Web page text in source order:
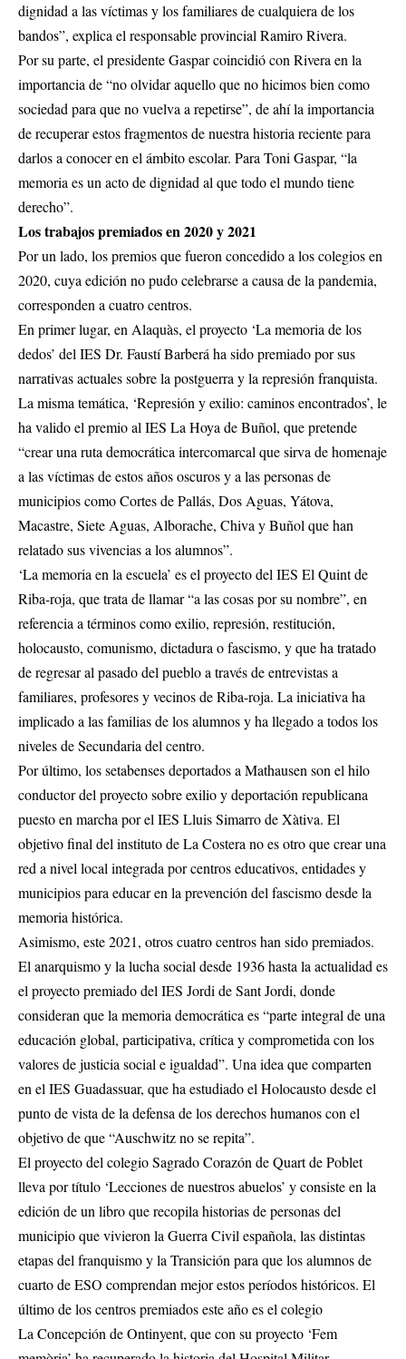
dignidad a las víctimas y los familiares de cualquiera de los
bandos”, explica el responsable provincial Ramiro Rivera.
Por su parte, el presidente Gaspar coincidió con Rivera en la
importancia de “no olvidar aquello que no hicimos bien como
sociedad para que no vuelva a repetirse”, de ahí la importancia
de recuperar estos fragmentos de nuestra historia reciente para
darlos a conocer en el ámbito escolar. Para Toni Gaspar, “la
memoria es un acto de dignidad al que todo el mundo tiene
derecho”.
Los trabajos premiados en 2020 y 2021
Por un lado, los premios que fueron concedido a los colegios en
2020, cuya edición no pudo celebrarse a causa de la pandemia,
corresponden a cuatro centros.
En primer lugar, en Alaquàs, el proyecto ‘La memoria de los
dedos’ del IES Dr. Faustí Barberá ha sido premiado por sus
narrativas actuales sobre la postguerra y la represión franquista.
La misma temática, ‘Represión y exilio: caminos encontrados’, le
ha valido el premio al IES La Hoya de Buñol, que pretende
“crear una ruta democrática intercomarcal que sirva de homenaje
a las víctimas de estos años oscuros y a las personas de
municipios como Cortes de Pallás, Dos Aguas, Yátova,
Macastre, Siete Aguas, Alborache, Chiva y Buñol que han
relatado sus vivencias a los alumnos”.
‘La memoria en la escuela’ es el proyecto del IES El Quint de
Riba-roja, que trata de llamar “a las cosas por su nombre”, en
referencia a términos como exilio, represión, restitución,
holocausto, comunismo, dictadura o fascismo, y que ha tratado
de regresar al pasado del pueblo a través de entrevistas a
familiares, profesores y vecinos de Riba-roja. La iniciativa ha
implicado a las familias de los alumnos y ha llegado a todos los
niveles de Secundaria del centro.
Por último, los setabenses deportados a Mathausen son el hilo
conductor del proyecto sobre exilio y deportación republicana
puesto en marcha por el IES Lluis Simarro de Xàtiva. El
objetivo final del instituto de La Costera no es otro que crear una
red a nivel local integrada por centros educativos, entidades y
municipios para educar en la prevención del fascismo desde la
memoria histórica.
Asimismo, este 2021, otros cuatro centros han sido premiados.
El anarquismo y la lucha social desde 1936 hasta la actualidad es
el proyecto premiado del IES Jordi de Sant Jordi, donde
consideran que la memoria democrática es “parte integral de una
educación global, participativa, crítica y comprometida con los
valores de justicia social e igualdad”. Una idea que comparten
en el IES Guadassuar, que ha estudiado el Holocausto desde el
punto de vista de la defensa de los derechos humanos con el
objetivo de que “Auschwitz no se repita”.
El proyecto del colegio Sagrado Corazón de Quart de Poblet
lleva por título ‘Lecciones de nuestros abuelos’ y consiste en la
edición de un libro que recopila historias de personas del
municipio que vivieron la Guerra Civil española, las distintas
etapas del franquismo y la Transición para que los alumnos de
cuarto de ESO comprendan mejor estos períodos históricos. El
último de los centros premiados este año es el colegio
La Concepción de Ontinyent, que con su proyecto ‘Fem